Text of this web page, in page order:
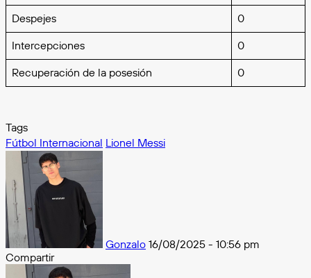
Despejes 0
Intercepciones 0
Recuperación de la posesión 0
Tags
Fútbol Internacional Lionel Messi
Gonzalo 16/08/2025 - 10:56 pm
Compartir
Facebook
Messenger
Messenger
WhatsApp
Telegram
Compartir